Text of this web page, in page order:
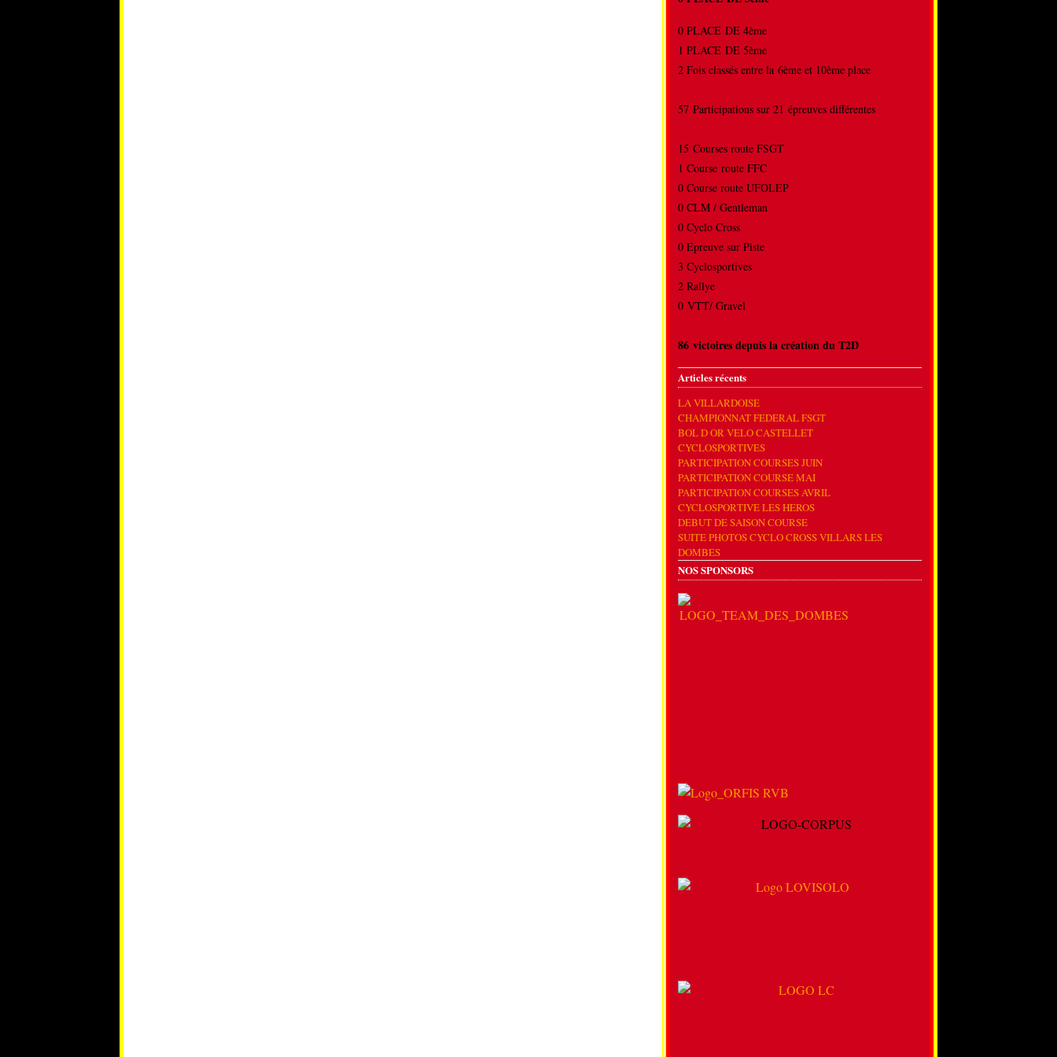
0 PLACE DE 4ème
1 PLACE DE 5ème
2 Fois classés entre la 6ème et 10ème place
57 Participations sur 21 épreuves différentes
15 Courses route FSGT
1 Course route FFC
0 Course route UFOLEP
0 CLM / Gentleman
0 Cyclo Cross
0 Epreuve sur Piste
3 Cyclosportives
2 Rallye
0 VTT/ Gravel
86 victoires depuis la création du T2D
Articles récents
LA VILLARDOISE
CHAMPIONNAT FEDERAL FSGT
BOL D OR VELO CASTELLET
CYCLOSPORTIVES
PARTICIPATION COURSES JUIN
PARTICIPATION COURSE MAI
PARTICIPATION COURSES AVRIL
CYCLOSPORTIVE LES HEROS
DEBUT DE SAISON COURSE
SUITE PHOTOS CYCLO CROSS VILLARS LES
DOMBES
NOS SPONSORS